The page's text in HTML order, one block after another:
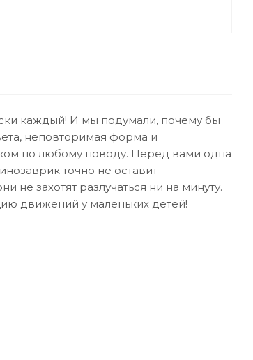
каждый! И мы подумали, почему бы
неповторимая форма и
по любому поводу. Перед вами одна
точно не оставит
захотят разлучаться ни на минуту.
движений у маленьких детей!